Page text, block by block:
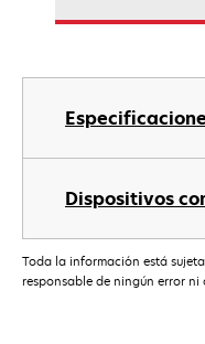
Dispositivos
Toda la información está
responsable de ningún error ni